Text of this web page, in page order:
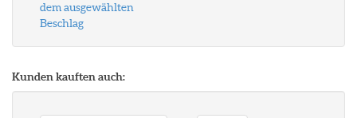
dem ausgewählten
Beschlag
Kunden kauften auch: